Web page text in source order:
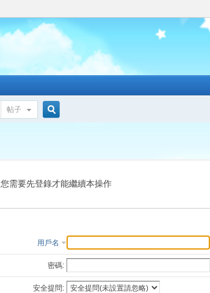
帖子
索
您需要先登錄才能繼續本操作
用戶名
密碼:
安全提問: